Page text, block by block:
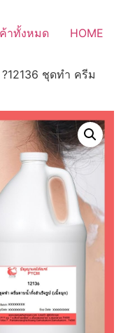
าทั้งหมด HOME
ชุดทำ ครีม